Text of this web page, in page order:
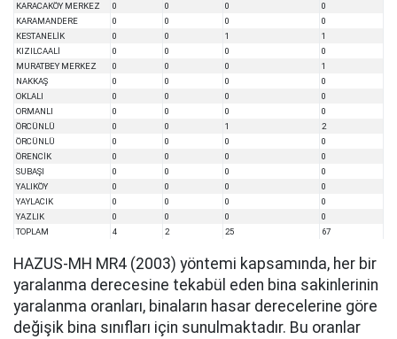
KARACAKÖY MERKEZ
0 0 0
0
KARAMANDERE
0 0 0
0
KESTANELİK
0 0 1
1
KIZILCAALİ
0 0 0
0
MURATBEY MERKEZ
0 0 0
1
NAKKAŞ
0 0 0
0
OKLALI
0 0 0
0
ORMANLI
0 0 0
0
ÖRCÜNLÜ
0 0 1
2
ÖRCÜNLÜ
0 0 0
0
ÖRENCİK
0 0 0
0
SUBAŞI
0 0 0
0
YALIKÖY
0 0 0
0
YAYLACIK
0 0 0
0
YAZLIK
0 0 0
0
TOPLAM
4 2 25 67
HAZUS-MH MR4 (2003) yöntemi kapsamında, her bir
yaralanma derecesine tekabül eden bina sakinlerinin
yaralanma oranları, binaların hasar derecelerine göre
değişik bina sınıfları için sunulmaktadır. Bu oranlar